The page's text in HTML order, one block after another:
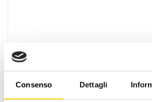
Consenso Dettagli